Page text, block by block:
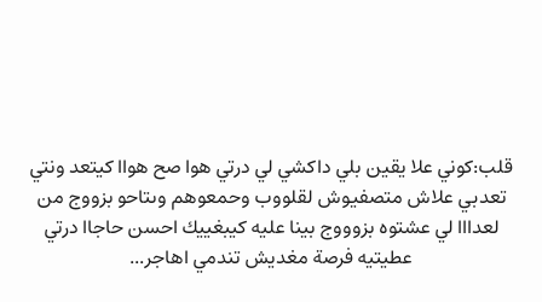
قلب:كوني علا يقين بلي داكشي لي درتي هوا صح هواا كيتعد ونتي
تعدبي علاش متصفيوش لقلووب وحمعوهم وىتاحو بزووج من
لعدااا لي عشتوه بزوووج بينا عليه كيبغييك احسن حاجاا درتي
عطيتيه فرصة مغديش تندمي اهاجر...